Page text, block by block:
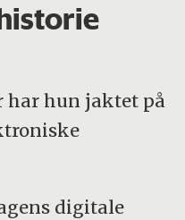
for å
har hun jaktet på
digitale